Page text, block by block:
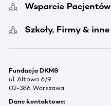
Wsparcie Pacjentów
Szkoły, Firmy & inne
Fundacja DKMS
ul. Altowa 6/9
02-386 Warszawa
Dane kontaktowe: